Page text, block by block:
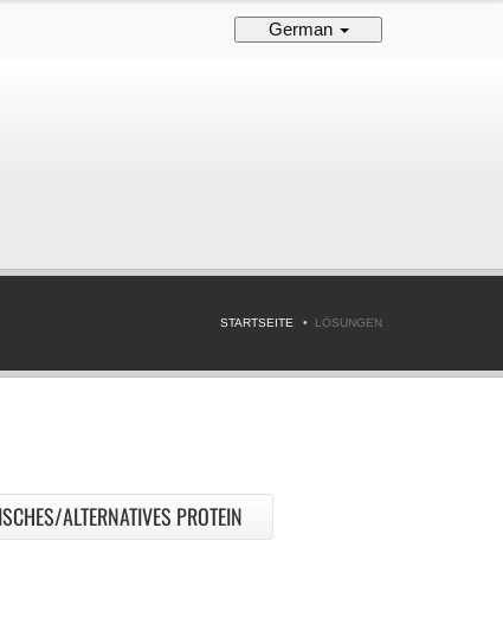
German
STARTSEITE LÖSUNGEN
ALTERNATIVES PROTEIN